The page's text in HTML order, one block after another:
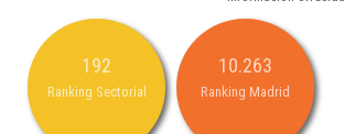
192
Ranking Sectorial
10.263
Ranking Madrid